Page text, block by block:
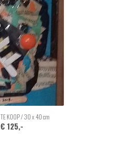
TE KOOP / 30 x 40 cm
€ 125,-